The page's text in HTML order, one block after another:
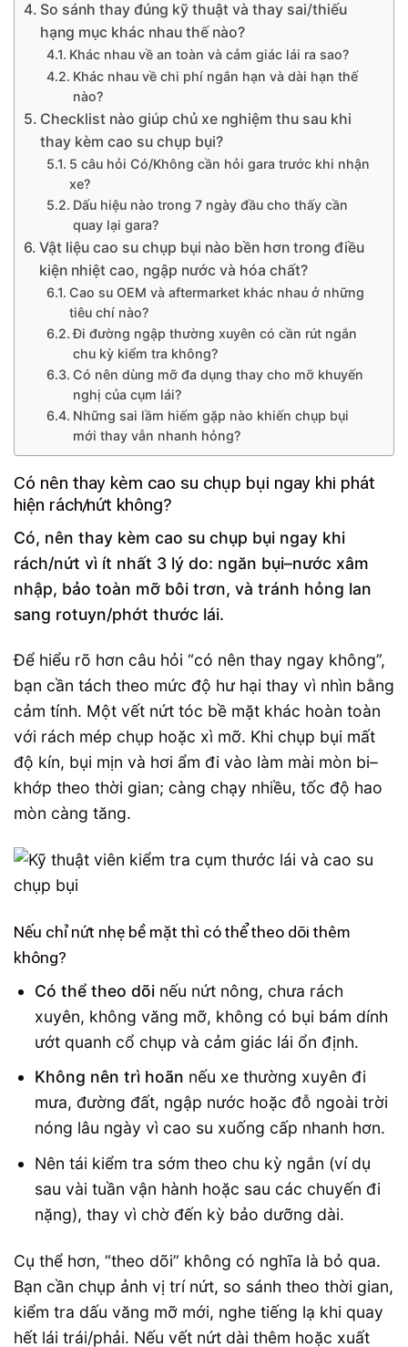
So sánh thay đúng kỹ thuật và thay sai/thiếu
hạng mục khác nhau thế nào?
Khác nhau về an toàn và cảm giác lái ra sao?
Khác nhau về chi phí ngắn hạn và dài hạn thế
nào?
Checklist nào giúp chủ xe nghiệm thu sau khi
thay kèm cao su chụp bụi?
5 câu hỏi Có/Không cần hỏi gara trước khi nhận
xe?
Dấu hiệu nào trong 7 ngày đầu cho thấy cần
quay lại gara?
Vật liệu cao su chụp bụi nào bền hơn trong điều
kiện nhiệt cao, ngập nước và hóa chất?
Cao su OEM và aftermarket khác nhau ở những
tiêu chí nào?
Đi đường ngập thường xuyên có cần rút ngắn
chu kỳ kiểm tra không?
Có nên dùng mỡ đa dụng thay cho mỡ khuyến
nghị của cụm lái?
Những sai lầm hiếm gặp nào khiến chụp bụi
mới thay vẫn nhanh hỏng?
Có nên thay kèm cao su chụp bụi ngay khi phát
hiện rách/nứt không?
Có, nên thay kèm cao su chụp bụi ngay khi
rách/nứt vì ít nhất 3 lý do: ngăn bụi–nước xâm
nhập, bảo toàn mỡ bôi trơn, và tránh hỏng lan
sang rotuyn/phớt thước lái.
Để hiểu rõ hơn câu hỏi “có nên thay ngay không”,
bạn cần tách theo mức độ hư hại thay vì nhìn bằng
cảm tính. Một vết nứt tóc bề mặt khác hoàn toàn
với rách mép chụp hoặc xì mỡ. Khi chụp bụi mất
độ kín, bụi mịn và hơi ẩm đi vào làm mài mòn bi–
khớp theo thời gian; càng chạy nhiều, tốc độ hao
mòn càng tăng.
Nếu chỉ nứt nhẹ bề mặt thì có thể theo dõi thêm
không?
Có thể theo dõinếu nứt nông, chưa rách
xuyên, không văng mỡ, không có bụi bám dính
ướt quanh cổ chụp và cảm giác lái ổn định.
Không nên trì hoãn nếu xe thường xuyên đi
mưa, đường đất, ngập nước hoặc đỗ ngoài trời
nóng lâu ngày vì cao su xuống cấp nhanh hơn.
Nên tái kiểm tra sớm theo chu kỳ ngắn (ví dụ
sau vài tuần vận hành hoặc sau các chuyến đi
nặng), thay vì chờ đến kỳ bảo dưỡng dài.
Cụ thể hơn, “theo dõi” không có nghĩa là bỏ qua.
Bạn cần chụp ảnh vị trí nứt, so sánh theo thời gian,
kiểm tra dấu văng mỡ mới, nghe tiếng lạ khi quay
hết lái trái/phải. Nếu vết nứt dài thêm hoặc xuất